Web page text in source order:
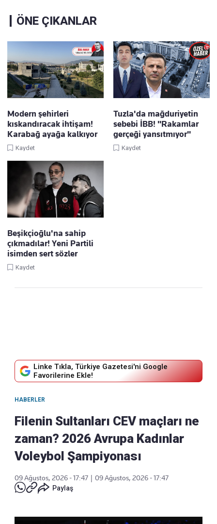
ÖNE ÇIKANLAR
Modern şehirleri
kıskandıracak ihtişam!
Karabağ ayağa kalkıyor
Kaydet
Tuzla'da mağduriyetin
sebebi İBB! "Rakamlar
gerçeği yansıtmıyor"
Kaydet
Beşikçioğlu'na sahip
çıkmadılar! Yeni Partili
isimden sert sözler
Kaydet
Linke Tıkla, Türkiye Gazetesi'ni Google
Favorilerine Ekle!
HABERLER
Filenin Sultanları CEV maçları ne
zaman? 2026 Avrupa Kadınlar
Voleybol Şampiyonası
09 Ağustos, 2026 - 17:47
09 Ağustos, 2026 - 17:47
Paylaş